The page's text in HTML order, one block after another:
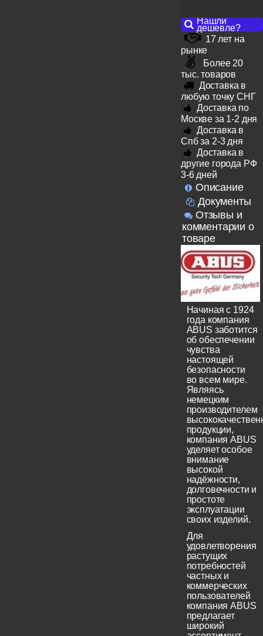
Нашли
дешевле?
17 лет на
рынке
Более 20
тыс. товаров
Доставка в
любую точку СНГ
Доставка по
Москве за 1-2 дня
Доставка в
Спб за 2-3 дня
Доставка в
другие города РФ
3-6 дней
Описание
Документы
Отзывы и
комментарии о
товаре
Начиная с 1924
года компания
ABUS заботится
об обеспечении
чувства
настоящей
безопасности
во всем мире.
Являясь
немецким
производителем
продукции,
компания ABUS
уделяет особое
внимание
высокой
надёжности,
долговечности и
простоте
эксплуатации
своих изделий.
Для
удовлетворения
растущих
потребностей
частных и
коммерческих
пользователей
компания ABUS
предлагает
широкий